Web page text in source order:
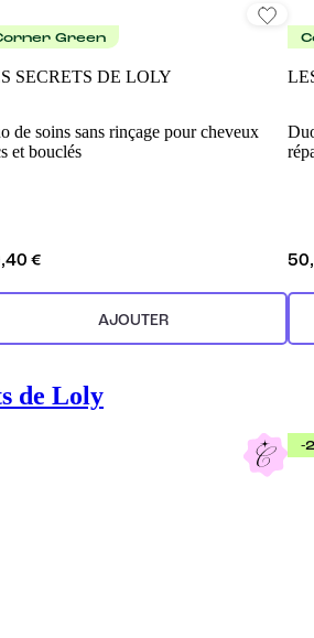
Green
SECRETS DE LOLY
de soins sans rinçage pour cheveux
et bouclés
€
AJOUTER
de Loly
-